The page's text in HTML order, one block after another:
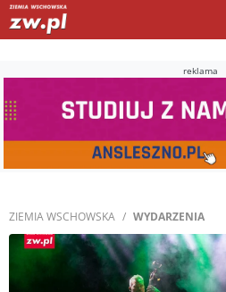
reklama
ZIEMIA WSCHOWSKA WYDARZENIA